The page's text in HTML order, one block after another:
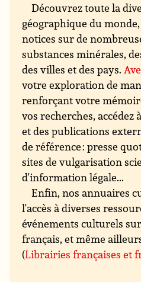
Découvrez toute la
géographique du
notices sur de
substances minérales,
des villes et des pays.
votre exploration de
renforçant votre
vos recherches, accédez
et des publications
de référence : presse
sites de vulgarisation
d'information légale...
Enfin, nos annuaires
l'accès à diverses
événements culturels
français, et même
(Librairies françaises et